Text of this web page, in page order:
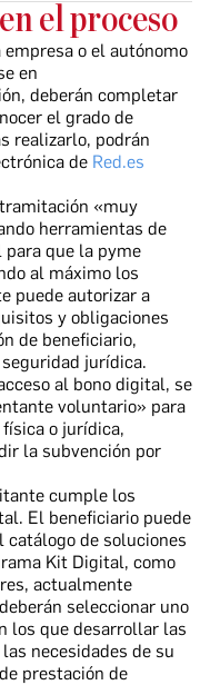
el proceso
o el autónomo
en
deberán completar
el grado de
realizarlo, podrán
de Red.es
«muy
herramientas de
que la pyme
al máximo los
puede autorizar a
y obligaciones
de beneficiario,
jurídica.
al bono digital, se
voluntario» para
o jurídica,
la subvención por
cumple los
El beneficiario puede
catálogo de soluciones
Kit Digital, como
actualmente
seleccionar uno
los que desarrollar las
necesidades de su
prestación de